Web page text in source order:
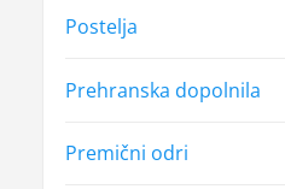
Postelja
Prehranska dopolnila
Premični odri